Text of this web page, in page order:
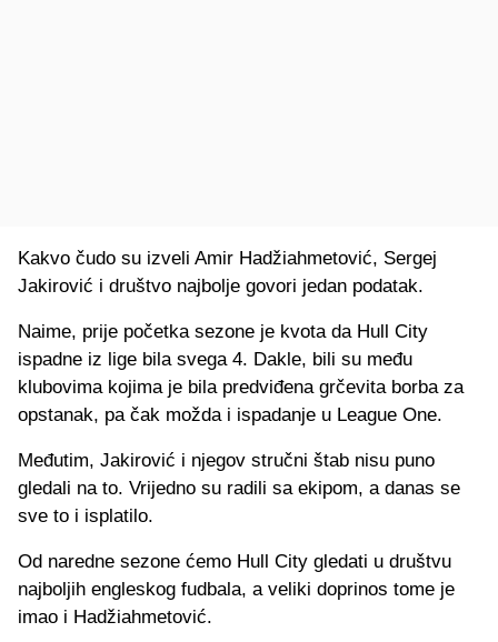
Kakvo čudo su izveli Amir Hadžiahmetović, Sergej
Jakirović i društvo najbolje govori jedan podatak.
Naime, prije početka sezone je kvota da Hull City
ispadne iz lige bila svega 4. Dakle, bili su među
klubovima kojima je bila predviđena grčevita borba za
opstanak, pa čak možda i ispadanje u League One.
Međutim, Jakirović i njegov stručni štab nisu puno
gledali na to. Vrijedno su radili sa ekipom, a danas se
sve to i isplatilo.
Od naredne sezone ćemo Hull City gledati u društvu
najboljih engleskog fudbala, a veliki doprinos tome je
imao i Hadžiahmetović.